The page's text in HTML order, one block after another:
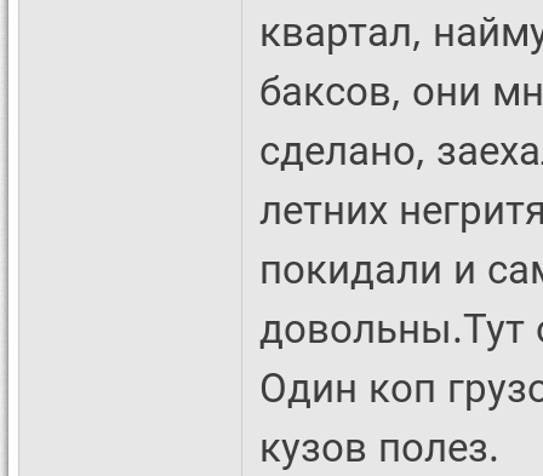
квартал,
баксов, они
сделано,
летних
покидали и
довольны.Тут
Один коп
кузов полез.